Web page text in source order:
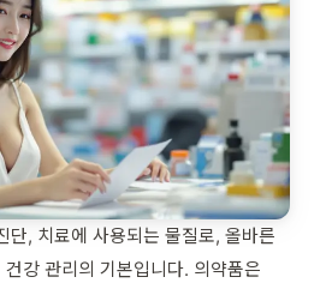
단, 치료에 사용되는 물질로, 올바른
강 관리의 기본입니다. 의약품은